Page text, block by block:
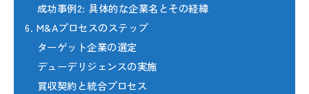
成功事例2: 具体的な企業名とその経緯
6. M&Aプロセスのステップ
ターゲット企業の選定
デューデリジェンスの実施
買収契約と統合プロセス